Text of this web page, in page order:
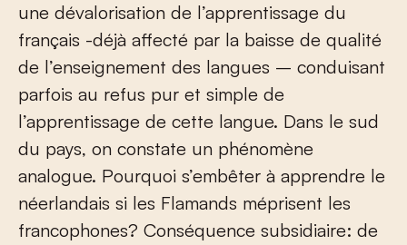
une dévalorisation de l’apprentissage du
français -déjà affecté par la baisse de qualité
de l’enseignement des langues – conduisant
parfois au refus pur et simple de
l’apprentissage de cette langue. Dans le sud
du pays, on constate un phénomène
analogue. Pourquoi s’embêter à apprendre le
néerlandais si les Flamands méprisent les
francophones? Conséquence subsidiaire: de